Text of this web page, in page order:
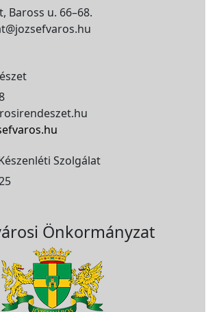
Baross u. 66–68.
Szolgálat
Önkormányzat